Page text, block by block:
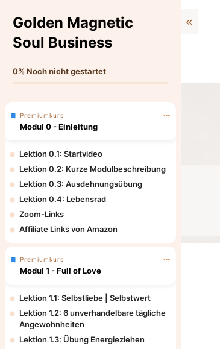
Golden Magnetic
Soul Business
0% Noch nicht gestartet
Premiumkurs
Modul 0 - Einleitung
Lektion 0.1: Startvideo
Lektion 0.2: Kurze Modulbeschreibung
Lektion 0.3: Ausdehnungsübung
Lektion 0.4: Lebensrad
Zoom-Links
Affiliate Links von Amazon
Premiumkurs
Modul 1 - Full of Love
Lektion 1.1: Selbstliebe | Selbstwert
Lektion 1.2: 6 unverhandelbare tägliche
Angewohnheiten
Lektion 1.3: Übung Energieziehen